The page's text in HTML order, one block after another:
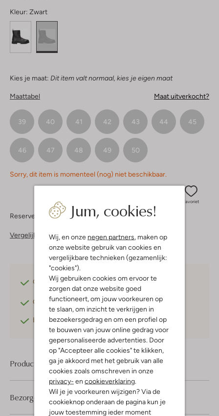
Jum, cookies!
Wij, en onze negen partners , maken op
onze website gebruik van cookies en
vergelijkbare technieken (gezamenlijk:
"cookies").
Wij gebruiken cookies om ervoor te
zorgen dat onze website goed
functioneert, om jouw voorkeuren op
te slaan, om inzicht te verkrijgen in
bezoekersgedrag en om een profiel op
te bouwen van jouw online gedrag voor
gepersonaliseerde advertenties. Door
op "Accepteer alle cookies" te klikken,
ga je akkoord met het gebruik van alle
cookies zoals omschreven in onze
privacy- en cookieverklaring
Wil je je voorkeuren wijzigen? Via de
cookieknop onderaan de pagina kun je
jouw toestemming ieder moment
Kleur: Zwart
Kies je maat: Dit item valt normaal, kies je eigen maat
Maattabel Maat uitverkocht?
39 40 41 42 43 44 45
46 47 48 49 50
Sorry, dit item is momenteel (nog) niet beschikbaar.
Favoriet
Reserveer direct in een van onze 37 boutiques
Vergelijkbare items
Gratis verzendingvanaf €75,-
Gratis retournerenbinnen 30 dagen*
Betaal achterafmet Klarna
Product informatie
Bezorgen & retourneren